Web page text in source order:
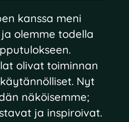
kanssa meni
olemme todella
olivat toiminnan
Nyt
näköisemme;
ja inspiroivat.